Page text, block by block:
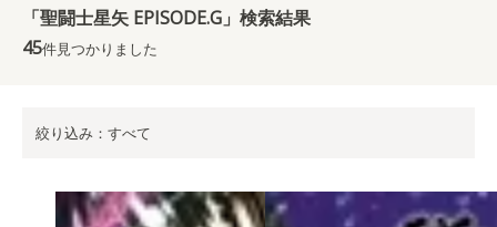
「聖闘士星矢 EPISODE.G」検索結果
45件見つかりました
絞り込み：すべて